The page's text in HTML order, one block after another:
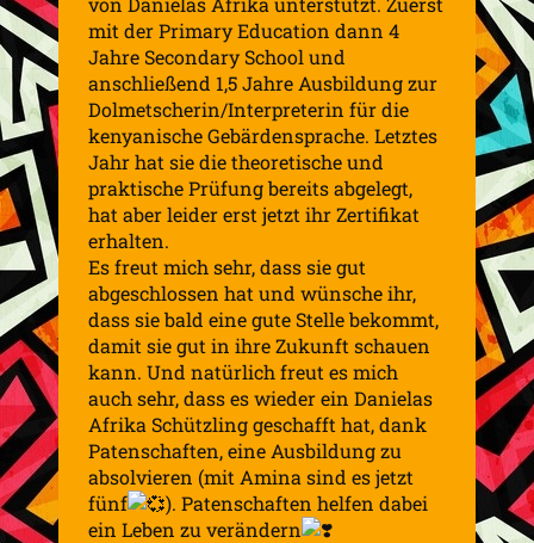
mit der Primary Education dann 4
Jahre Secondary School und
anschließend 1,5 Jahre Ausbildung zur
Dolmetscherin/Interpreterin für die
kenyanische Gebärdensprache. Letztes
Jahr hat sie die theoretische und
praktische Prüfung bereits abgelegt,
hat aber leider erst jetzt ihr Zertifikat
erhalten.
Es freut mich sehr, dass sie gut
abgeschlossen hat und wünsche ihr,
dass sie bald eine gute Stelle bekommt,
damit sie gut in ihre Zukunft schauen
kann. Und natürlich freut es mich
auch sehr, dass es wieder ein Danielas
Afrika Schützling geschafft hat, dank
Patenschaften, eine Ausbildung zu
absolvieren (mit Amina sind es jetzt
fünf
). Patenschaften helfen dabei
ein Leben zu verändern